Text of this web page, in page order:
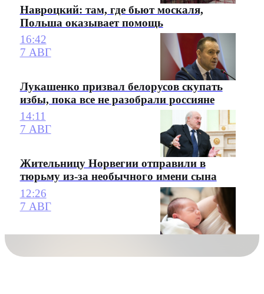
Навроцкий: там, где бьют москаля,
Польша оказывает помощь
16:42
7 АВГ
Лукашенко призвал белорусов скупать
избы, пока все не разобрали россияне
14:11
7 АВГ
Жительницу Норвегии отправили в
тюрьму из-за необычного имени сына
12:26
7 АВГ